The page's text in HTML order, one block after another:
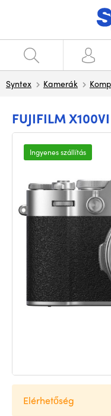
Syntex Kamerák
FUJIFILM
Ingyenes szállítás
Elérhetőség